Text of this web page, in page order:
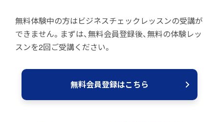
無料体験中の方はビジネスチェックレッスンの受講が
できません。まずは、無料会員登録後、無料の体験レッ
スンを2回ご受講ください。
無料会員登録はこちら